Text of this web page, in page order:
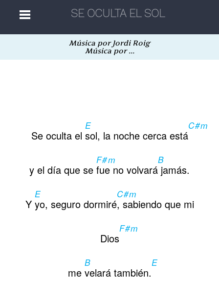
Música por Jordi Roig
Música por ...
Se oculta el
E
sol, la noche cerca está
C#m
y el día que se
F#m
fue no volvará
B
jamás.
Y
E
yo, seguro dormiré
C#m
, sabiendo que mi
Dios
F#m
me
B
velará también.
E